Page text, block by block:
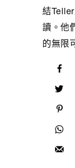
結
讀。他
的無限